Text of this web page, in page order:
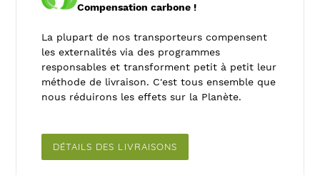
Compensation carbone !
La plupart de nos transporteurs compensent
les externalités via des programmes
responsables et transforment petit à petit leur
méthode de livraison. C'est tous ensemble que
nous réduirons les effets sur la Planète.
DÉTAILS DES LIVRAISONS